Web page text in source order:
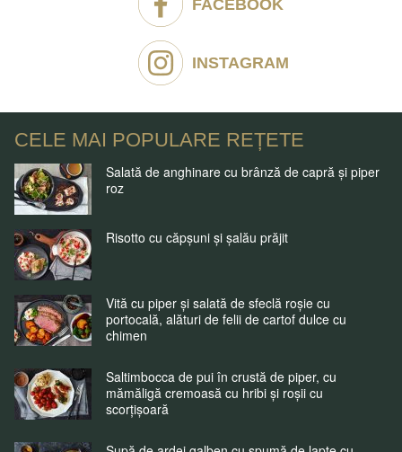
FACEBOOK
INSTAGRAM
CELE MAI POPULARE REȚETE
Salată de anghinare cu brânză de capră și piper
roz
Risotto cu căpșuni și șalău prăjit
Vită cu piper și salată de sfeclă roșie cu
portocală, alături de felii de cartof dulce cu
chimen
Saltimbocca de pui în crustă de piper, cu
mămăligă cremoasă cu hribi și roșii cu
scorțișoară